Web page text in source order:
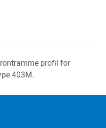
profil for
403M.